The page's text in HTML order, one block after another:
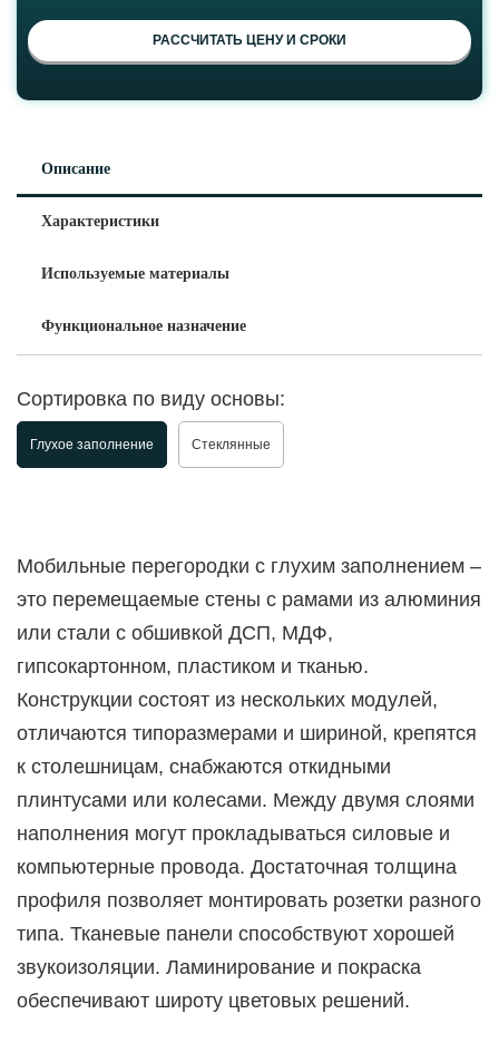
РАССЧИТАТЬ ЦЕНУ И СРОКИ
Описание
Характеристики
Используемые материалы
Функциональное назначение
Сортировка по виду основы:
Глухое заполнение Стеклянные
Мобильные перегородки с глухим заполнением –
это перемещаемые стены с рамами из алюминия
или стали с обшивкой ДСП, МДФ,
гипсокартонном, пластиком и тканью.
Конструкции состоят из нескольких модулей,
отличаются типоразмерами и шириной, крепятся
к столешницам, снабжаются откидными
плинтусами или колесами. Между двумя слоями
наполнения могут прокладываться силовые и
компьютерные провода. Достаточная толщина
профиля позволяет монтировать розетки разного
типа. Тканевые панели способствуют хорошей
звукоизоляции. Ламинирование и покраска
обеспечивают широту цветовых решений.